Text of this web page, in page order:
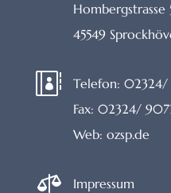
Hombergstrasse
45549
 Telefon:
Fax: 02324/
Web: ozsp.de
 Impressum